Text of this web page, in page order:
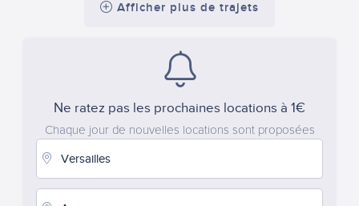
Afficher plus de trajets
Ne ratez pas les prochaines locations à 1€
Chaque jour de nouvelles locations sont proposées